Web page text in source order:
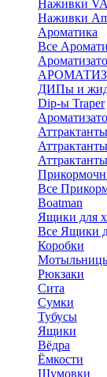
Наживки
Наживки
Ароматика
Все
ДИПы и
Dip-ы Traper
Все
Boatman
Ящики для
Все Ящики
Коробки
Рюкзаки
Сита
Сумки
Тубусы
Ящики
Вёдра
Ёмкости
Шумовки